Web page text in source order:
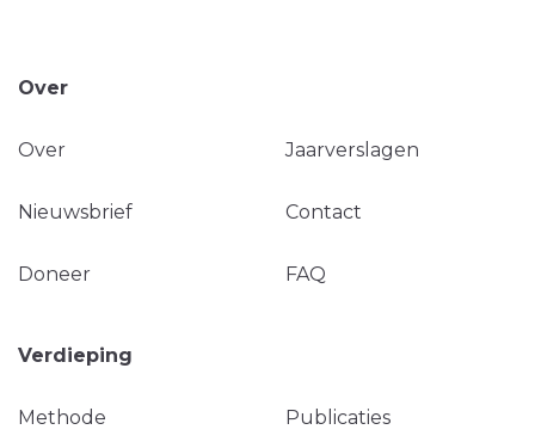
Over
Over Jaarverslagen
Nieuwsbrief Contact
Doneer FAQ
Verdieping
Methode Publicaties